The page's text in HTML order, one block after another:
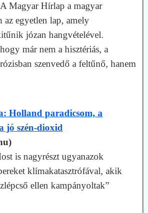
Magyar Hírlap a magyar
az egyetlen lap, amely
józan hangvételével.
már nem a hisztériás, a
szenvedő a feltűnő, hanem
Holland paradicsom, a
jó szén-dioxid
is nagyrészt ugyanazok
klímakatasztrófával, akik
ellen kampányoltak”